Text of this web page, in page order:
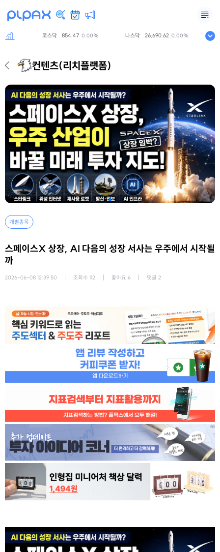
코스닥 854.47 0.00% 나스닥 26,690.62 0.00%
컨텐츠(리치플랫폼)
개별종목
스페이스X 상장, AI 다음의 성장 서사는 우주에서 시작될
까
2026-06-08 12:39:50 조회수 112 좋아요 6 댓글 2